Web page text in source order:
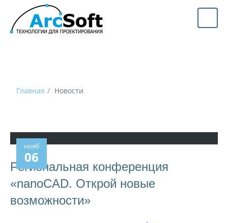
Главная Новости
нояб
06
Региональная конференция
«nanoCAD. Открой новые
возможности»